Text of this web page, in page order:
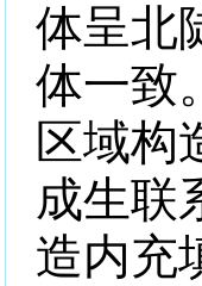
体呈北
体一致
区域构
成生联
造内充